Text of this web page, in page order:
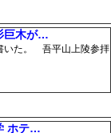
巨木が…
いた。 吾平山上陵参拝
ホテ…